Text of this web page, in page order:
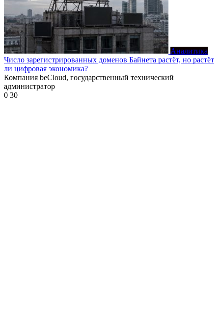
Аналитика
Число зарегистрированных доменов Байнета растёт, но растёт
ли цифровая экономика?
Компания beCloud, государственный технический
администратор
0 30